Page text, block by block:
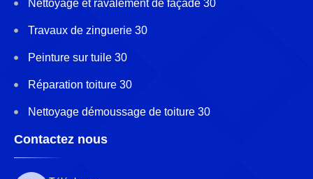
Nettoyage et ravalement de façade 30
Travaux de zinguerie 30
Peinture sur tuile 30
Réparation toiture 30
Nettoyage démoussage de toiture 30
Contactez nous